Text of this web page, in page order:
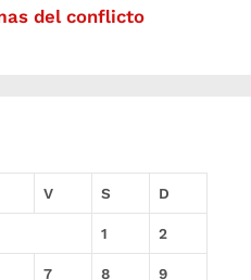
del conflicto
V S D
1 2
7 8 9